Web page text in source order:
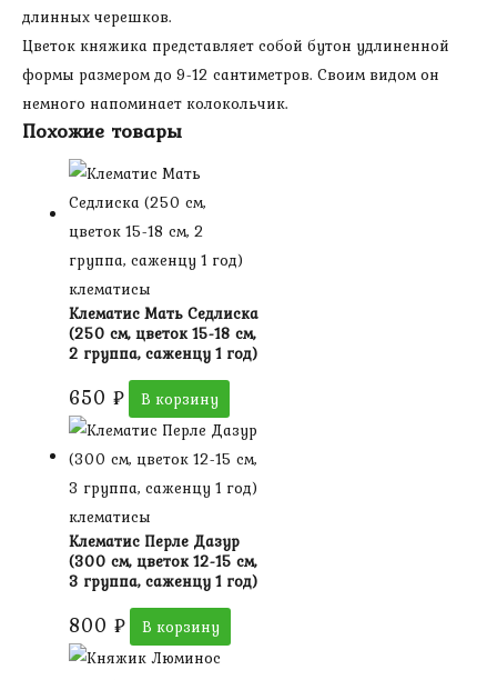
длинных черешков.
Цветок княжика представляет собой бутон удлиненной
формы размером до 9-12 сантиметров. Своим видом он
немного напоминает колокольчик.
Похожие товары
клематисы
Клематис Мать Седлиска
(250 см, цветок 15-18 см,
2 группа, саженцу 1 год)
650 ₽ В корзину
клематисы
Клематис Перле Дазур
(300 см, цветок 12-15 см,
3 группа, саженцу 1 год)
800 ₽ В корзину